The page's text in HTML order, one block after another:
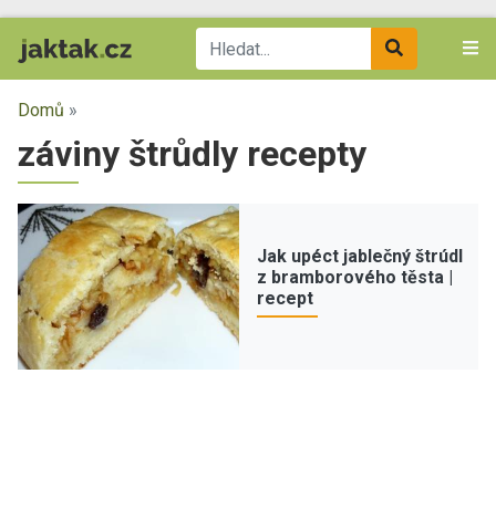
Domů »
záviny štrůdly recepty
Jak upéct jablečný štrúdl
z bramborového těsta |
recept